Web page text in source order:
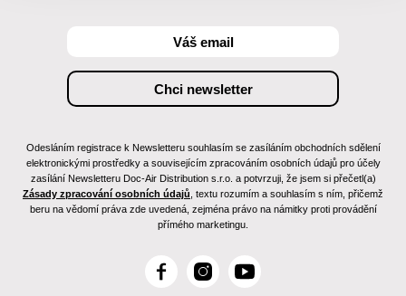
Odesláním registrace k Newsletteru souhlasím se zasíláním obchodních sdělení
elektronickými prostředky a souvisejícím zpracováním osobních údajů pro účely
zasílání Newsletteru Doc-Air Distribution s.r.o. a potvrzuji, že jsem si přečetl(a)
Zásady zpracování osobních údajů , textu rozumím a souhlasím s ním, přičemž
beru na vědomí práva zde uvedená, zejména právo na námitky proti provádění
přímého marketingu.
F
I
Y